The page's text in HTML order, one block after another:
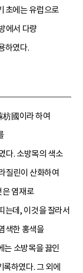
초에는 유럽으로
에서 다량
하였다.
枋國이라 하여
다. 소방목의 색소
질린이 산화하여
은 염재로
는데, 이것을 잘라서
색한 홍색을
소방목을 끓인
하였다. 그 외에